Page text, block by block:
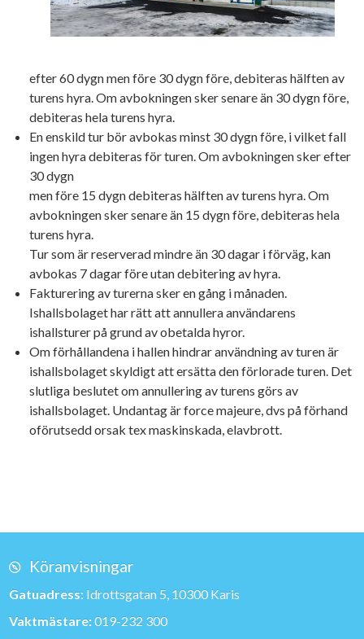
efter 60 dygn men före 30 dygn före, debiteras hälften av
turens hyra. Om avbokningen sker senare än 30 dygn före,
debiteras hela turens hyra.
En enskild tur bör avbokas minst 30 dygn före, i vilket fall
ingen hyra debiteras för turen. Om avbokningen sker efter
30 dygn
men före 15 dygn debiteras hälften av turens hyra. Om
avbokningen sker senare än 15 dygn före, debiteras hela
turens hyra.
Tur som är reserverad mindre än 30 dagar i förväg, kan
avbokas 7 dagar före utan debitering av hyra.
Fakturering av turerna sker en gång i månaden.
Ishallsbolaget har rätt att annullera användarens
ishallsturer på grund av obetalda hyror.
Om förhållandena i hallen hindrar användning av turen är
ishallsbolaget skyldigt att ersätta den förlorade turen. Det
slutliga beslutet om annullering av turens görs av
ishallsbolaget. Undantag är force majeure, dvs på förhand
oförutsedd orsak tex maskinskada, elavbrott.
Köranvisningar
Gatuadress: Idrottsgatan 5, 10300 Karis
Vaktmästare:019-232 300